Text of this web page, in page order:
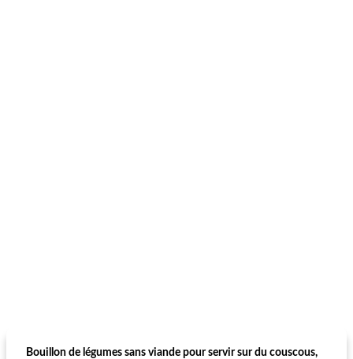
Bouillon de légumes sans viande pour servir sur du couscous,